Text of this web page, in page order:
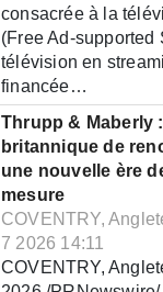
consacrée à la
(Free Ad-supported
télévision en
financée…
Thrupp & Maberly
britannique de
une nouvelle ère
mesure
COVENTRY,
7 2026 14:11
COVENTRY,